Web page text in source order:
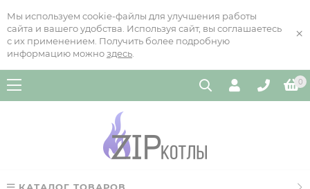
Мы используем cookie-файлы для улучшения работы
сайта и вашего удобства. Используя сайт, вы соглашаетесь
с их применением. Получить более подробную
информацию можно здесь
×
0